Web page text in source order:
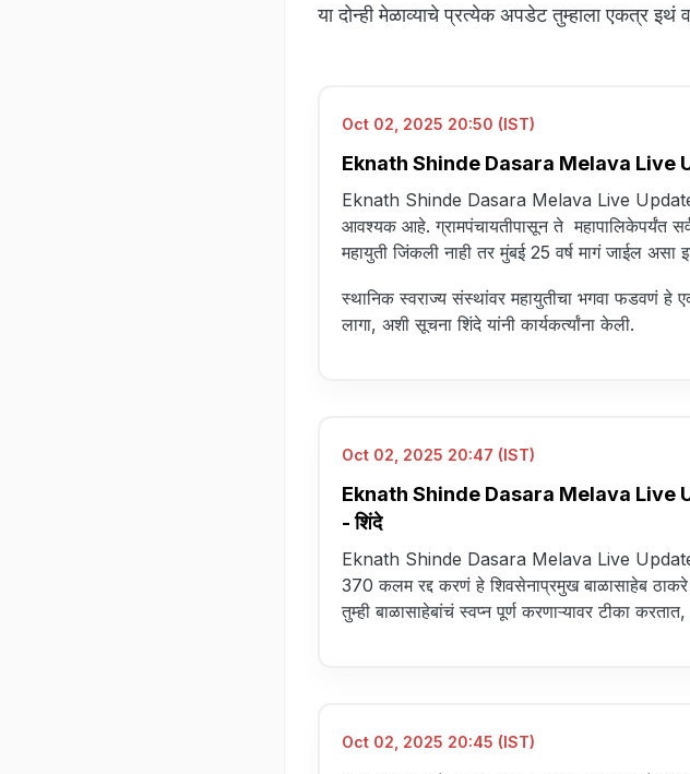
या दोन्ही मेळाव्याचे प्रत्येक अपडेट तुम्हाला एकत्र इथं
Oct 02, 2025 20:50 (IST)
Eknath Shinde Dasara Melava Live
Eknath Shinde Dasara Melava Live Updates
आवश्यक आहे. ग्रामपंचायतीपासून ते महापालिकेपर्यंत
महायुती जिंकली नाही तर मुंबई 25 वर्ष मागं जाईल असा
स्थानिक स्वराज्य संस्थांवर महायुतीचा भगवा फडवणं हे
लागा, अशी सूचना शिंदे यांनी कार्यकर्त्यांना केली.
Oct 02, 2025 20:47 (IST)
Eknath Shinde Dasara Melava Live
- शिंदे
Eknath Shinde Dasara Melava Live Updates
370 कलम रद्द करणं हे शिवसेनाप्रमुख बाळासाहेब ठाकरे
तुम्ही बाळासाहेबांचं स्वप्न पूर्ण करणाऱ्यावर टीका
Oct 02, 2025 20:45 (IST)